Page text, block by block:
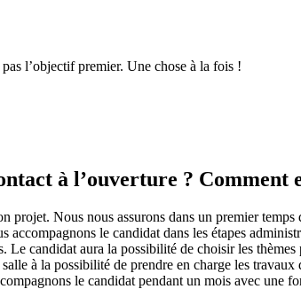
l’objectif premier. Une chose à la fois !
à l’ouverture ? Comment
projet. Nous nous assurons dans un premier
le candidat dans les étapes
candidat aura la possibilité de choisir les
à la possibilité de prendre en charge les
le candidat pendant un mois avec une